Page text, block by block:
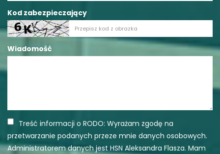
Kod zabezpieczający
Wiadomość
Treść informacji o RODO: Wyrażam zgodę na
przetwarzanie podanych przeze mnie danych osobowych.
Administratorem danych jest HSN Aleksandra Flasza. Mam